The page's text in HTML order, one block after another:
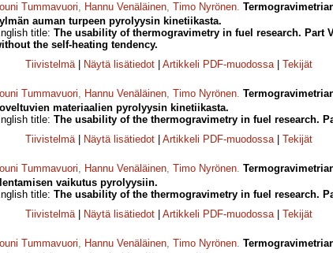
Tummavuori, Hannu Venäläinen, Timo Nyrönen.
auman turpeen pyrolyysin kinetiikasta.
title: The usability of thermogravimetry in fuel research. Part
the self-heating tendency.
Tiivistelmä| Näytä lisätiedot Artikkeli PDF-muodossa| Tekijät
Tummavuori, Hannu Venäläinen, Timo Nyrönen.
materiaalien pyrolyysin kinetiikasta.
title: The usability of the thermogravimetry in fuel research.
Tiivistelmä| Näytä lisätiedot Artikkeli PDF-muodossa| Tekijät
Tummavuori, Hannu Venäläinen, Timo Nyrönen.
vaikutus pyrolyysiin.
title: The usability of the thermogravimetry in fuel research.
Tiivistelmä| Näytä lisätiedot Artikkeli PDF-muodossa| Tekijät
Tummavuori, Hannu Venäläinen, Timo Nyrönen.